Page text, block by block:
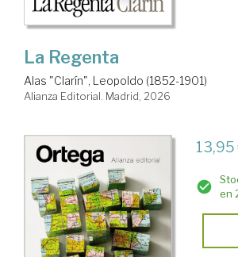
La Regenta
Alas "Clarín", Leopoldo (1852-1901)
Alianza Editorial. Madrid, 2026
13,95
en